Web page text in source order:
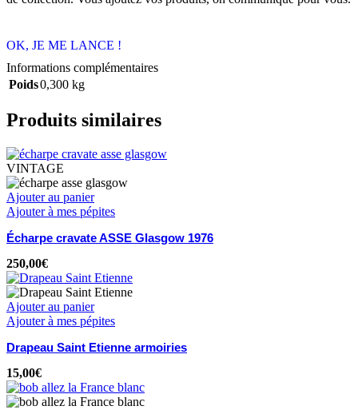
OK, JE ME LANCE !
Informations complémentaires
Poids0,300 kg
Produits similaires
VINTAGE
Ajouter au panier
Ajouter à mes pépites
Écharpe cravate ASSE Glasgow 1976
250,00€
Ajouter au panier
Ajouter à mes pépites
Drapeau Saint Etienne armoiries
15,00€